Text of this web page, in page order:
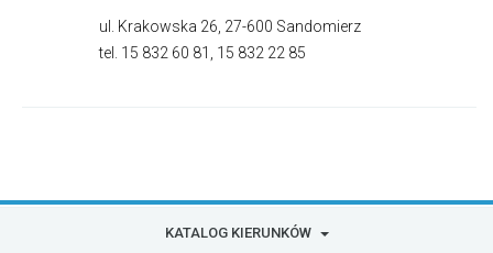
ul. Krakowska 26, 27-600 Sandomierz
tel. 15 832 60 81, 15 832 22 85
KATALOG KIERUNKÓW